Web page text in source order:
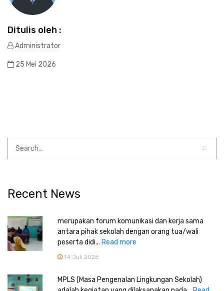
Ditulis oleh :
Administrator
25 Mei 2026
Recent News
merupakan forum komunikasi dan kerja sama
antara pihak sekolah dengan orang tua/wali
peserta didi... Read more
14 Juli 2026
MPLS (Masa Pengenalan Lingkungan Sekolah)